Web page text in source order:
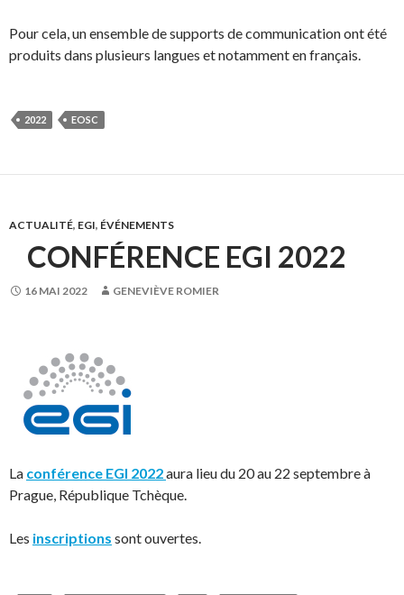
Pour cela, un ensemble de supports de communication ont été
produits dans plusieurs langues et notamment en français.
2022 EOSC
ACTUALITÉ, EGI, ÉVÉNEMENTS
CONFÉRENCE EGI 2022
16 MAI 2022 GENEVIÈVE ROMIER
La conférence EGI 2022aura lieu du 20 au 22 septembre à
Prague, République Tchèque.
Les inscriptions sont ouvertes.